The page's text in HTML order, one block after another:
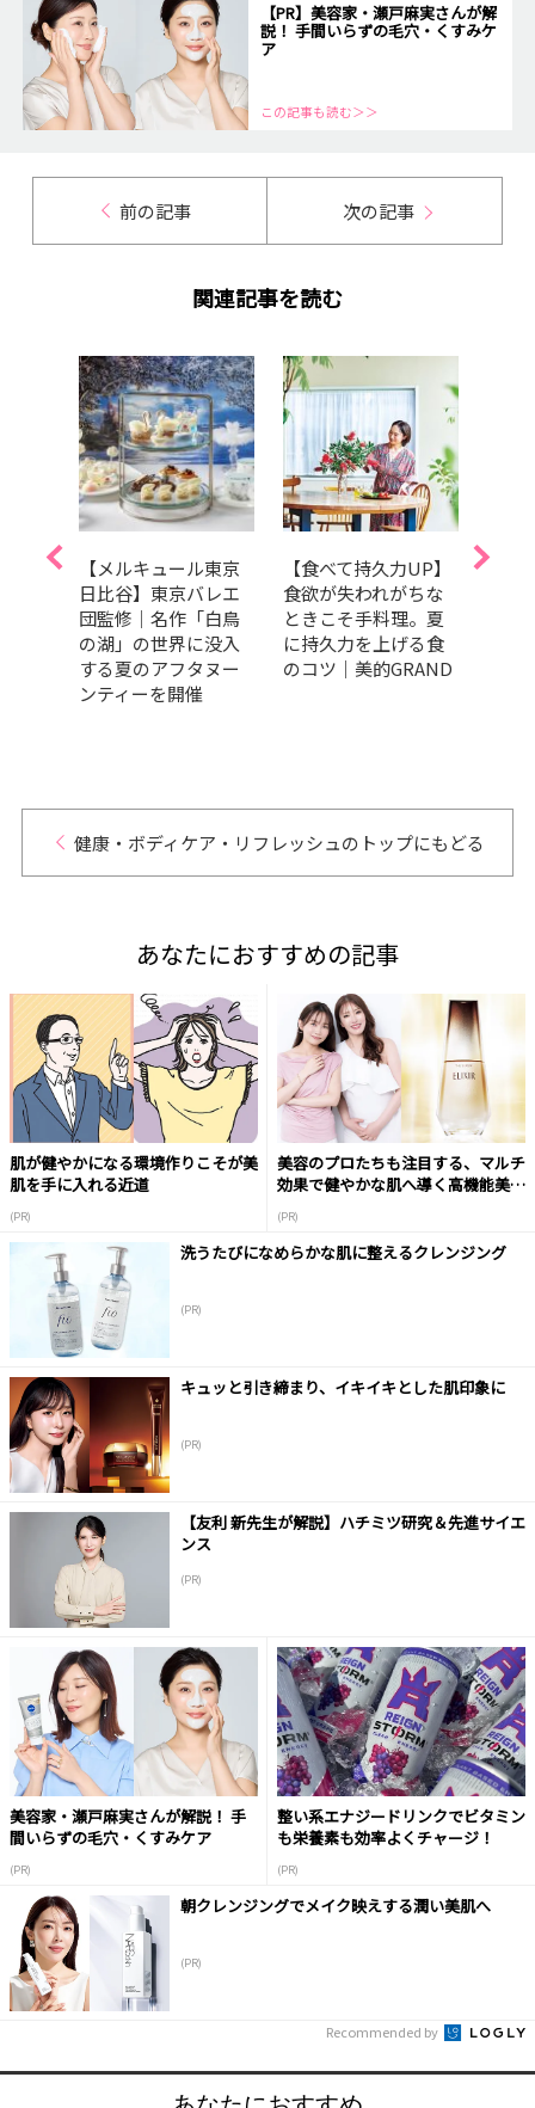
【PR】美容家・瀬戸麻実さんが解
説！ 手間いらずの毛穴・くすみケ
ア
この記事も読む＞＞
前の記事 次の記事
関連記事を読む
【メルキュール東京
日比谷】東京バレエ
団監修｜名作「白鳥
の湖」の世界に没入
する夏のアフタヌー
ンティーを開催
【食べて持久力UP】
食欲が失われがちな
ときこそ手料理。夏
に持久力を上げる食
のコツ｜美的GRAND
美肌
健康・ボディケア・リフレッシュのトップにもどる
あなたにおすすめの記事
肌が健やかになる環境作りこそが美
肌を手に入れる近道
(PR)
美容のプロたちも注目する、マルチ
効果で健やかな肌へ導く高機能美容
(PR)
洗うたびになめらかな肌に整えるクレンジング
(PR)
キュッと引き締まり、イキイキとした肌印象に
(PR)
【友利 新先生が解説】ハチミツ研究＆先進サイエ
ンス
(PR)
美容家・瀬戸麻実さんが解説！ 手
間いらずの毛穴・くすみケア
(PR)
整い系エナジードリンクでビタミン
も栄養素も効率よくチャージ！
(PR)
朝クレンジングでメイク映えする潤い美肌へ
(PR)
Recommended by